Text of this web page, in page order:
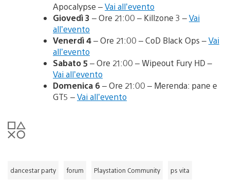
Apocalypse –Vai all’evento
Giovedì 3 – Ore 21:00 – Killzone 3 –Vai
all’evento
Venerdì 4– Ore 21:00 – CoD Black Ops –Vai
all’evento
Sabato 5 – Ore 21:00 – Wipeout Fury HD –
Vai all’evento
Domenica 6 – Ore 21:00 – Merenda: pane e
GT5 –Vai all’evento
dancestar party forum Playstation Community ps vita